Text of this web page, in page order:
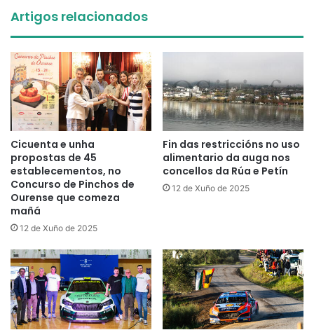
Artigos relacionados
Cicuenta e unha
propostas de 45
establecementos, no
Concurso de Pinchos de
Ourense que comeza
mañá
12 de Xuño de 2025
Fin das restriccións no uso
alimentario da auga nos
concellos da Rúa e Petín
12 de Xuño de 2025